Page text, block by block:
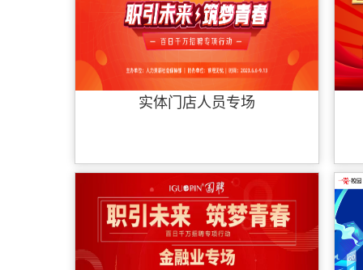
实体门店人员专场